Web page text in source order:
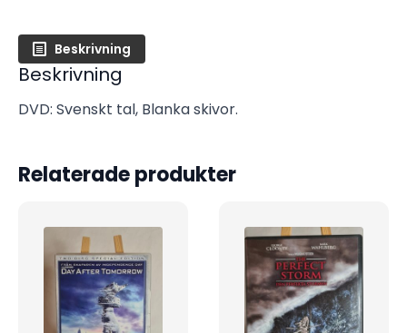
Beskrivning
Beskrivning
DVD: Svenskt tal, Blanka skivor.
Relaterade produkter